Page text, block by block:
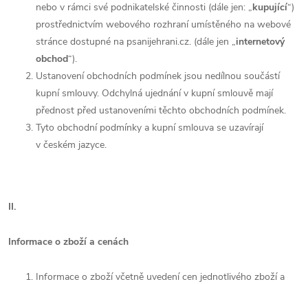
nebo v rámci své podnikatelské činnosti (dále jen: „kupující“)
prostřednictvím webového rozhraní umístěného na webové
stránce dostupné na psanijehrani.cz. (dále jen „internetový
obchod“).
Ustanovení obchodních podmínek jsou nedílnou součástí
kupní smlouvy. Odchylná ujednání v kupní smlouvě mají
přednost před ustanoveními těchto obchodních podmínek.
Tyto obchodní podmínky a kupní smlouva se uzavírají
v českém jazyce.
II.
Informace o zboží a cenách
Informace o zboží včetně uvedení cen jednotlivého zboží a